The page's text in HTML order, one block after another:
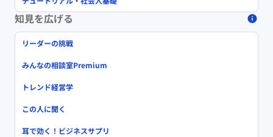
知見を広げる
リーダーの挑戦
みんなの相談室Premium
トレンド経営学
この人に聞く
耳で効く！ビジネスサプリ